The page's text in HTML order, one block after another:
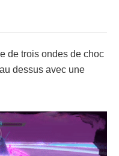
de trois ondes de choc
dessus avec une